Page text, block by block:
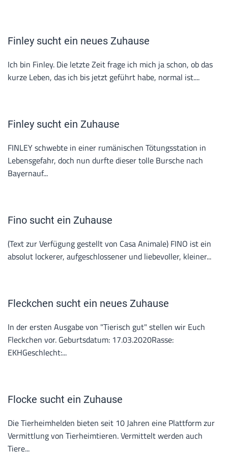
Finley sucht ein neues Zuhause
Ich bin Finley. Die letzte Zeit frage ich mich ja schon, ob das
kurze Leben, das ich bis jetzt geführt habe, normal ist....
Finley sucht ein Zuhause
FINLEY schwebte in einer rumänischen Tötungsstation in
Lebensgefahr, doch nun durfte dieser tolle Bursche nach
Bayernauf...
Fino sucht ein Zuhause
(Text zur Verfügung gestellt von Casa Animale) FINO ist ein
absolut lockerer, aufgeschlossener und liebevoller, kleiner...
Fleckchen sucht ein neues Zuhause
In der ersten Ausgabe von "Tierisch gut" stellen wir Euch
Fleckchen vor. Geburtsdatum: 17.03.2020Rasse:
EKHGeschlecht:...
Flocke sucht ein Zuhause
Die Tierheimhelden bieten seit 10 Jahren eine Plattform zur
Vermittlung von Tierheimtieren. Vermittelt werden auch
Tiere...